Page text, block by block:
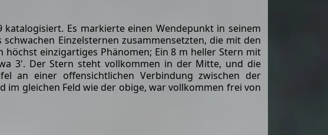
Es markierte einen Wendepunkt in seinem
Einzelsternen zusammensetzten, die mit den
höchst einzigartiges Phänomen; Ein 8 m heller Stern mit
3'. Der Stern steht vollkommen in der Mitte, und die
an einer offensichtlichen Verbindung zwischen der
im gleichen Feld wie der obige, war vollkommen frei von